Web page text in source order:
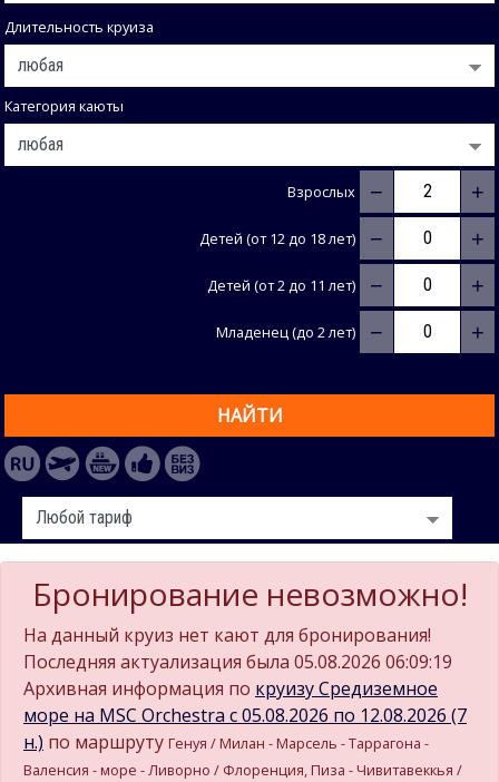
Длительность круиза
Категория каюты
Взрослых − +
Детей (от 12 до 18 лет) − +
Детей (от 2 до 11 лет) − +
Младенец (до 2 лет) − +
НАЙТИ
Бронирование невозможно!
На данный круиз нет кают для бронирования!
Последняя актуализация была 05.08.2026 06:09:19
Архивная информация по круизу Средиземное
море на MSC Orchestra c 05.08.2026 по 12.08.2026 (7
н.) по маршруту Генуя / Милан - Марсель - Таррагона -
Валенсия - море - Ливорно / Флоренция, Пиза - Чивитавеккья /